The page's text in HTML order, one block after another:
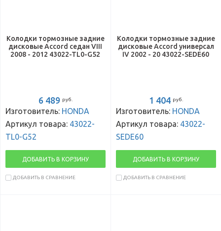
Колодки тормозные задние
дисковые Accord седан VIII
2008 - 2012 43022-TL0-G52
6 489 руб.
Изготовитель: HONDA
Артикул товара: 43022-
TL0-G52
ДОБАВИТЬ В КОРЗИНУ
ДОБАВИТЬ В СРАВНЕНИЕ
Колодки тормозные задние
дисковые Accord универсал
IV 2002 - 20 43022-SEDE60
1 404 руб.
Изготовитель: HONDA
Артикул товара: 43022-
SEDE60
ДОБАВИТЬ В КОРЗИНУ
ДОБАВИТЬ В СРАВНЕНИЕ